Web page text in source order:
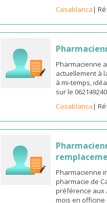
Casablanca|
Pharmacienne
actuellement à
à mi-temps,
sur le
Casablanca|
Pharmacienne
pharmacie de
préférence aux
mois en officine